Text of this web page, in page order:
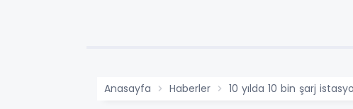
Anasayfa Haberler 10 yılda 10 bin şarj